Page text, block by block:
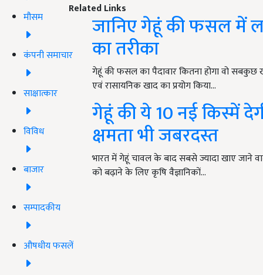
मौसम
कंपनी समाचार
साक्षात्कार
विविध
बाजार
सम्पादकीय
औषधीय फसलें
Related Links
जानिए गेहूं की फसल में
का तरीका
गेहूं की फसल का पैदावार कितना होगा वो सबकुछ
एवं रासायनिक खाद का प्रयोग किया…
गेहूं की ये 10 नई किस्में
क्षमता भी जबरदस्त
भारत में गेहूं चावल के बाद सबसे ज्यादा खाए जाने
को बढ़ाने के लिए कृषि वैज्ञानिकों…